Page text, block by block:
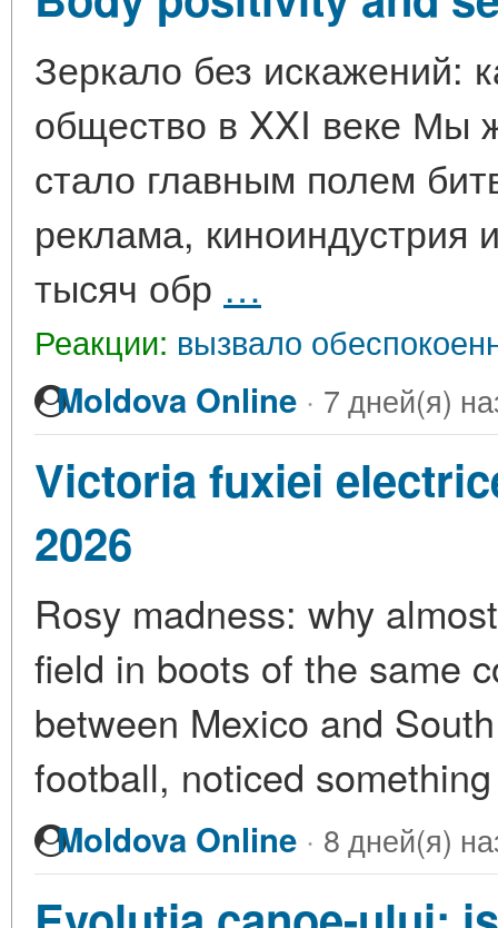
Зеркало без искажений:
общество в XXI веке Мы
стало главным полем
реклама, киноиндустрия
тысяч обр …
Реакции: вызвало
Moldova Online · 7 дней(я)
Victoria fuxiei
2026
Rosy madness: why
field in boots of the same
between Mexico and
football, noticed
Moldova Online · 8 дней(я)